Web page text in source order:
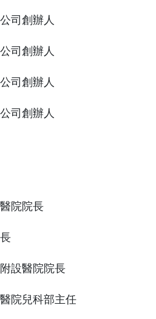
司創辦人
司創辦人
司創辦人
司創辦人
院院長
設醫院院長
院兒科部主任